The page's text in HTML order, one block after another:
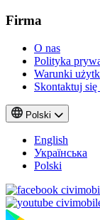
Firma
O nas
Polityka
Warunki
Skontaktuj się
Polski
English
Українська
Polski